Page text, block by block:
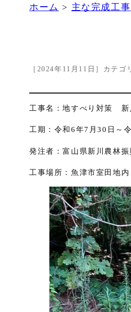
ホーム > 主な完成工事
［ 2024年11月11日 ］ カテゴ
工事名：地すべり対策
工期：令和6年7月30日～
発注者：富山県新川農林
工事場所：魚津市室田地内